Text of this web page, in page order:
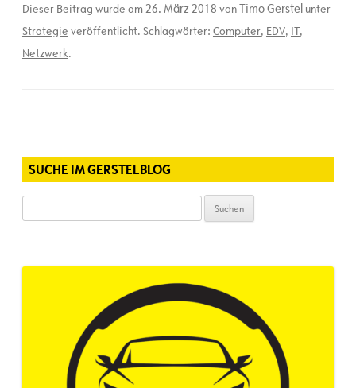
Dieser Beitrag wurde am26. März 2018 vonTimo Gerstel unter
Strategie veröffentlicht. Schlagwörter: Computer, EDV, IT,
Netzwerk.
SUCHE IM GERSTELBLOG
nach: